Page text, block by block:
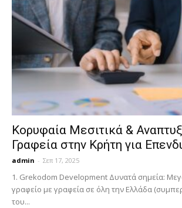
Κορυφαία Μεσιτικά &
Γραφεία στην Κρήτη για
admin - Σεπ 17, 2025
1. Grekodom Development Δυνατά σημεία:
γραφείο με γραφεία σε όλη την Ελλάδα
του...